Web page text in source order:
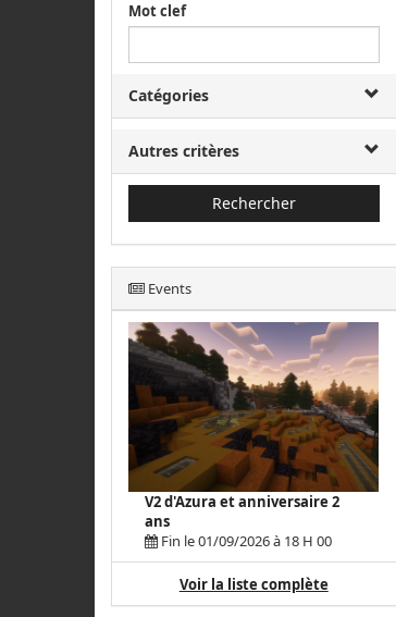
Mot clef
Catégories
Autres critères
Rechercher
Events
V2 d'Azura et anniversaire 2
ans
Fin le 01/09/2026 à 18 H 00
Voir la liste complète